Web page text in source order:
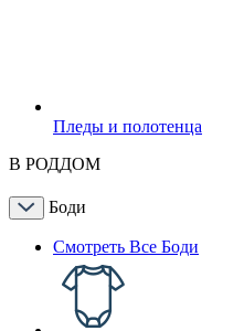
Пледы и полотенца
В РОДДОМ
Боди
Смотреть Все Боди